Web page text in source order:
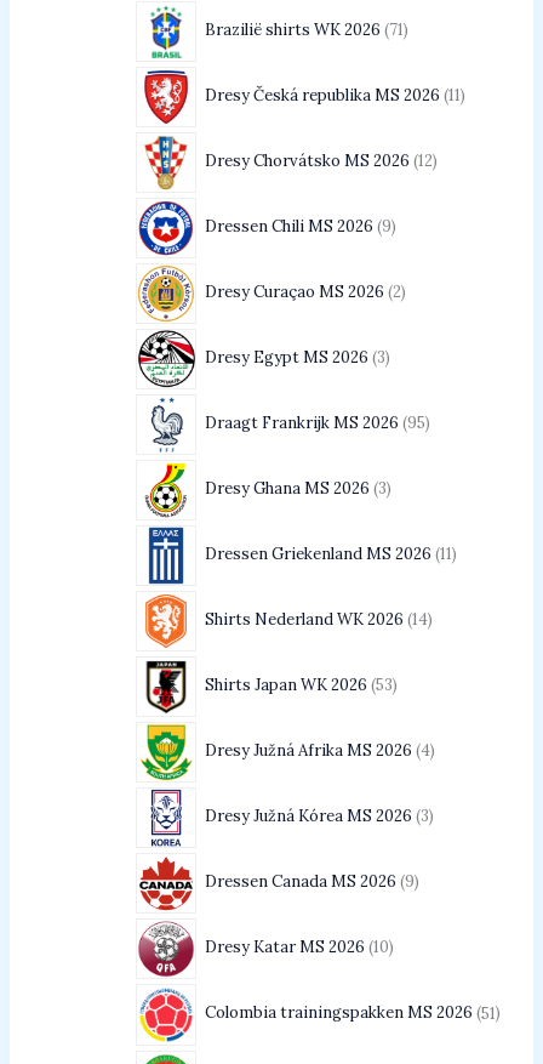
Brazilië shirts WK 2026 71
Dresy Česká republika MS 2026 11
Dresy Chorvátsko MS 2026 12
Dressen Chili MS 2026 9
Dresy Curaçao MS 2026 2
Dresy Egypt MS 2026 3
Draagt Frankrijk MS 2026 95
Dresy Ghana MS 2026 3
Dressen Griekenland MS 2026 11
Shirts Nederland WK 2026 14
Shirts Japan WK 2026 53
Dresy Južná Afrika MS 2026 4
Dresy Južná Kórea MS 2026 3
Dressen Canada MS 2026 9
Dresy Katar MS 2026 10
Colombia trainingspakken MS 2026 51